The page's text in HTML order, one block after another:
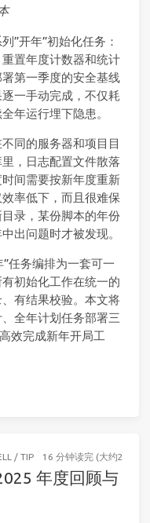
”开年”初始化任务：
置年度计数器和统计
第一季度的安全基线
一手动完成，不仅耗
年运行埋下隐患。
同的服务器和项目目
，日志配置文件散落
间需要按新年度重新
率低下，而且很难保
录，某份脚本的年份
出问题时才被发现。
任务编排为一套可一
初始化工作在统一的
有结果校验。本文将
全年计划任务部署三
效完成新年开局工
/ TIP 16 分钟读完 (大约2472
年度回顾与